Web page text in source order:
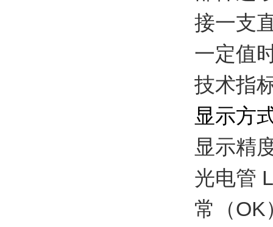
接一支
一定值
技术指
显示方
显示精
光电管
常（OK